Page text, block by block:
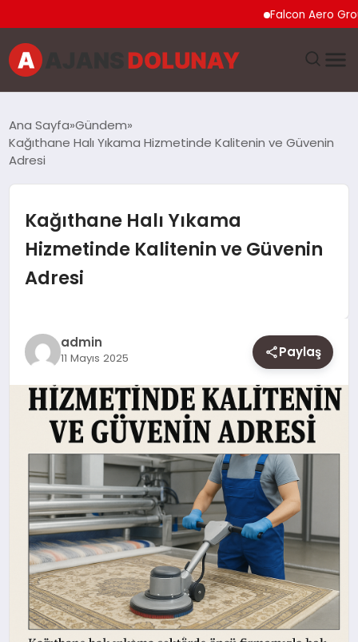
Falcon Aero Group,
EĞITIM
GENEL
GÜNCEL
SAĞLIK
SIYASET
YAŞAM
Ana Sayfa Gündem
Kağıthane Halı Yıkama Hizmetinde Kalitenin ve Güvenin
Adresi
Kağıthane Halı Yıkama
Hizmetinde Kalitenin ve Güvenin
Adresi
admin
11 Mayıs 2025 Paylaş